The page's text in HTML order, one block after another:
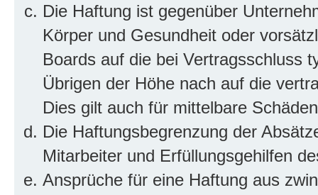
Die Haftung ist gegenüber
Körper und Gesundheit oder
Boards auf die bei Vertragsschluss
Übrigen der Höhe nach auf die
Dies gilt auch für mittelbare
Die Haftungsbegrenzung der
Mitarbeiter und Erfüllungsgehilfen
Ansprüche für eine Haftung aus